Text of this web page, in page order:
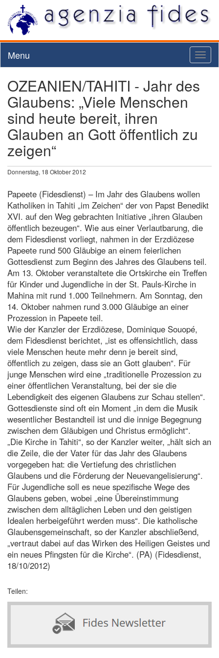
Menu
OZEANIEN/TAHITI - Jahr des
Glaubens: „Viele Menschen
sind heute bereit, ihren
Glauben an Gott öffentlich zu
zeigen“
Donnerstag, 18 Oktober 2012
Papeete (Fidesdienst) – Im Jahr des Glaubens wollen
Katholiken in Tahiti „im Zeichen“ der von Papst Benedikt
XVI. auf den Weg gebrachten Initiative „ihren Glauben
öffentlich bezeugen“. Wie aus einer Verlautbarung, die
dem Fidesdienst vorliegt, nahmen in der Erzdiözese
Papeete rund 500 Gläubige an einem feierlichen
Gottesdienst zum Beginn des Jahres des Glaubens teil.
Am 13. Oktober veranstaltete die Ortskirche ein Treffen
für Kinder und Jugendliche in der St. Pauls-Kirche in
Mahina mit rund 1.000 Teilnehmern. Am Sonntag, den
14. Oktober nahmen rund 3.000 Gläubige an einer
Prozession in Papeete teil.
Wie der Kanzler der Erzdiözese, Dominique Souopé,
dem Fidesdienst berichtet, „ist es offensichtlich, dass
viele Menschen heute mehr denn je bereit sind,
öffentlich zu zeigen, dass sie an Gott glauben“. Für
junge Menschen wird eine „traditionelle Prozession zu
einer öffentlichen Veranstaltung, bei der sie die
Lebendigkeit des eigenen Glaubens zur Schau stellen“.
Gottesdienste sind oft ein Moment „in dem die Musik
wesentlicher Bestandteil ist und die innige Begegnung
zwischen dem Gläubigen und Christus ermöglicht“.
„Die Kirche in Tahiti“, so der Kanzler weiter, „hält sich an
die Zeile, die der Vater für das Jahr des Glaubens
vorgegeben hat: die Vertiefung des christlichen
Glaubens und die Förderung der Neuevangelisierung“.
Für Jugendliche soll es neue spezifische Wege des
Glaubens geben, wobei „eine Übereinstimmung
zwischen dem alltäglichen Leben und den geistigen
Idealen herbeigeführt werden muss“. Die katholische
Glaubensgemeinschaft, so der Kanzler abschließend,
„vertraut dabei auf das Wirken des Heiligen Geistes und
ein neues Pfingsten für die Kirche“. (PA) (Fidesdienst,
18/10/2012)
Teilen: